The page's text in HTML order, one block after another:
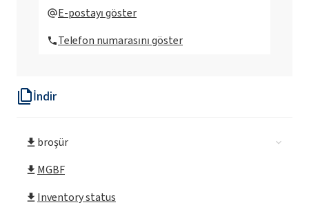
İndir
broşür
MGBF
Inventory status
Hidroklorik asit% 37 PF
Sentetik hidroklorik asit, min. % 33
E-postayı göster
Telefon numarasını göster